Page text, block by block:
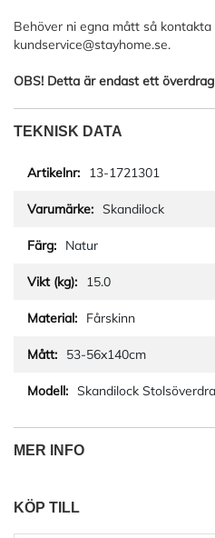
Behöver ni egna mått så kontakta
kundservice@stayhome.se.
OBS! Detta är endast ett
TEKNISK DATA
13-1721301
Skandilock
Natur
15.0
Fårskinn
53-56x140cm
Skandilock
MER INFO
KÖP TILL